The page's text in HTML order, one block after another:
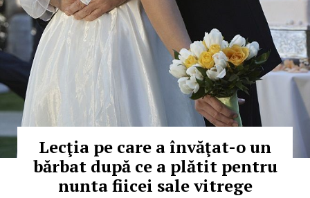
Lecţia pe care a învăţat-o un
bărbat după ce a plătit pentru
nunta fiicei sale vitrege